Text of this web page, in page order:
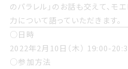
のパラレル 」のお話も交えて、モ
力について語っていただきます。
○日時
2022年2月10日（木） 19:00-
○参加方法